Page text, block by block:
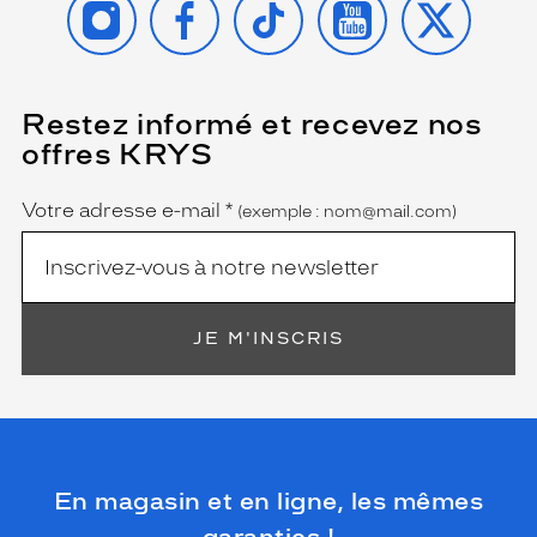
Restez informé et recevez nos
offres KRYS
Name
Votre adresse e-mail *
(Ce
champ
est
(exemple : nom@mail.com)
JE M'INSCRIS
En magasin et en ligne, les mêmes